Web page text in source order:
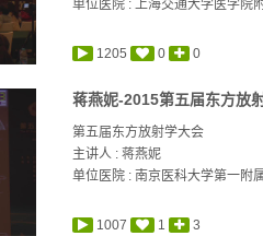
单位医院 : 上海交通大学医学院
1205 0 0
蒋燕妮-2015第五届东方放
第五届东方放射学大会
主讲人 :蒋燕妮
单位医院 : 南京医科大学第一附
1007 1 3